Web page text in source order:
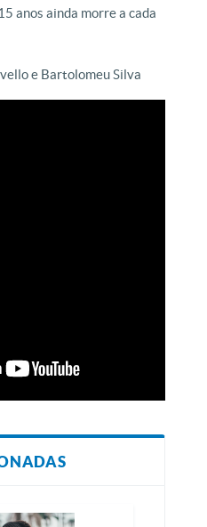
anos ainda morre a cada
e Bartolomeu Silva